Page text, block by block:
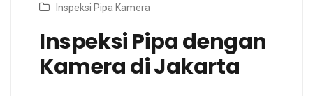
Inspeksi Pipa Kamera
Inspeksi Pipa dengan
Kamera di Jakarta